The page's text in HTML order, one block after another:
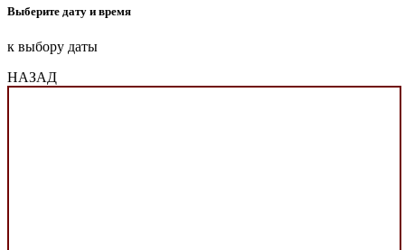
Выберите дату и время
к выбору даты
НАЗАД